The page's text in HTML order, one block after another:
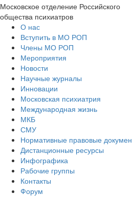
Московское отделение Российского
общества психиатров
О нас
Вступить в МО РОП
Члены МО РОП
Мероприятия
Новости
Научные журналы
Инновации
Московская психиатрия
Международная жизнь
МКБ
СМУ
Нормативные правовые
Дистанционные ресурсы
Инфографика
Рабочие группы
Контакты
Форум